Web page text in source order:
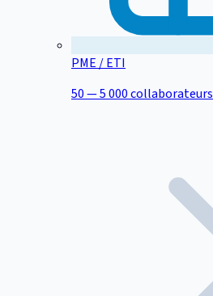
PME / ETI
50 — 5 000 collaborateurs